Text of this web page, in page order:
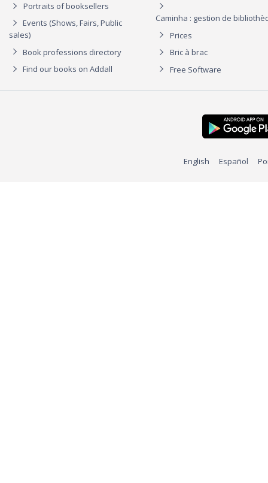
Portraits of booksellers
Events (Shows, Fairs, Public
sales)
Book professions directory
Find our books on Addall
Caminha : gestion de
Prices
Bric à brac
Free Software
English Español